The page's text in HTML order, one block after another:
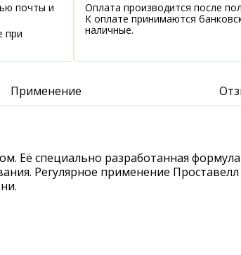
почты и
при
Оплата производится после
К оплате принимаются
наличные.
Применение
Её специально разработанная
Регулярное применение